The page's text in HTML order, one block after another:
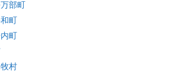
部町
町
町
村